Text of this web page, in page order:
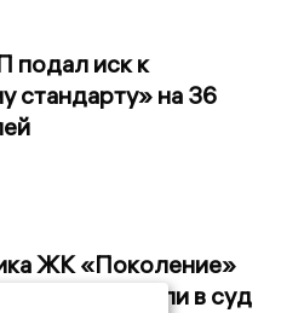
подал иск к
стандарту» на 36
ЖК «Поколение»
передали в суд